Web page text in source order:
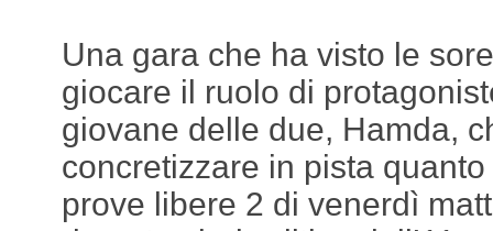
Una gara che ha visto le
giocare il ruolo di
giovane delle due, Hamda,
concretizzare in pista
prove libere 2 di venerdì